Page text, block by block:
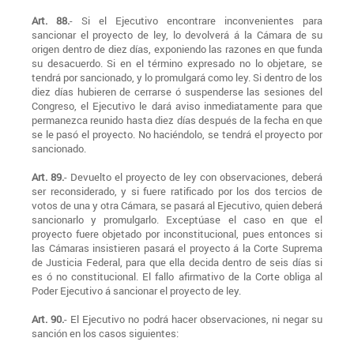
Art. 88.- Si el Ejecutivo encontrare inconvenientes para
sancionar el proyecto de ley, lo devolverá á la Cámara de su
origen dentro de diez días, exponiendo las razones en que funda
su desacuerdo. Si en el término expresado no lo objetare, se
tendrá por sancionado, y lo promulgará como ley. Si dentro de los
diez días hubieren de cerrarse ó suspenderse las sesiones del
Congreso, el Ejecutivo le dará aviso inmediatamente para que
permanezca reunido hasta diez días después de la fecha en que
se le pasó el proyecto. No haciéndolo, se tendrá el proyecto por
sancionado.
Art. 89.- Devuelto el proyecto de ley con observaciones, deberá
ser reconsiderado, y si fuere ratificado por los dos tercios de
votos de una y otra Cámara, se pasará al Ejecutivo, quien deberá
sancionarlo y promulgarlo. Exceptúase el caso en que el
proyecto fuere objetado por inconstitucional, pues entonces si
las Cámaras insistieren pasará el proyecto á la Corte Suprema
de Justicia Federal, para que ella decida dentro de seis días si
es ó no constitucional. El fallo afirmativo de la Corte obliga al
Poder Ejecutivo á sancionar el proyecto de ley.
Art. 90.- El Ejecutivo no podrá hacer observaciones, ni negar su
sanción en los casos siguientes: